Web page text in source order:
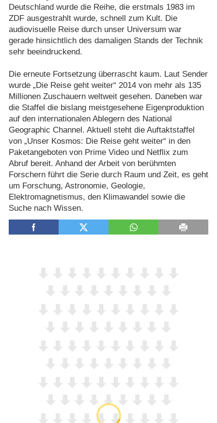
Deutschland wurde die Reihe, die erstmals 1983 im
ZDF ausgestrahlt wurde, schnell zum Kult. Die
audiovisuelle Reise durch unser Universum war
gerade hinsichtlich des damaligen Stands der Technik
sehr beeindruckend.
Die erneute Fortsetzung überrascht kaum. Laut Sender
wurde „Die Reise geht weiter“ 2014 von mehr als 135
Millionen Zuschauern weltweit gesehen. Daneben war
die Staffel die bislang meistgesehene Eigenproduktion
auf den internationalen Ablegern des National
Geographic Channel. Aktuell steht die Auftaktstaffel
von „Unser Kosmos: Die Reise geht weiter“ in den
Paketangeboten von Prime Video und Netflix zum
Abruf bereit. Anhand der Arbeit von berühmten
Forschern führt die Serie durch Raum und Zeit, es geht
um Forschung, Astronomie, Geologie,
Elektromagnetismus, den Klimawandel sowie die
Suche nach Wissen.